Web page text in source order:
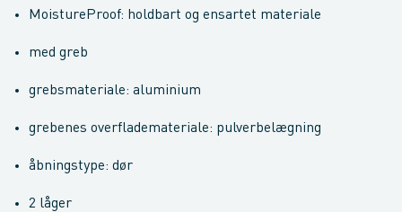
MoistureProof: holdbart og ensartet materiale
med greb
grebsmateriale: aluminium
grebenes overflademateriale: pulverbelægning
åbningstype: dør
2 låger